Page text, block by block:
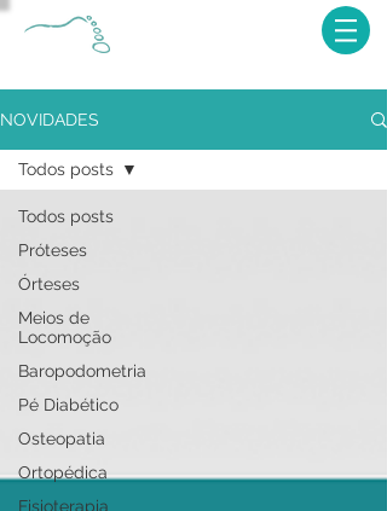
NOVIDADES
Todos posts
Próteses
Órteses
Meios de
Locomoção
Baropodometria
Pé Diabético
Osteopatia
Ortopédica
Fisioterapia
Todos posts